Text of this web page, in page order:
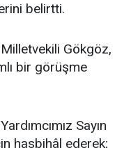
belirtti.
Gökgöz,
bir görüşme
Sayın
hasbihâl ederek;